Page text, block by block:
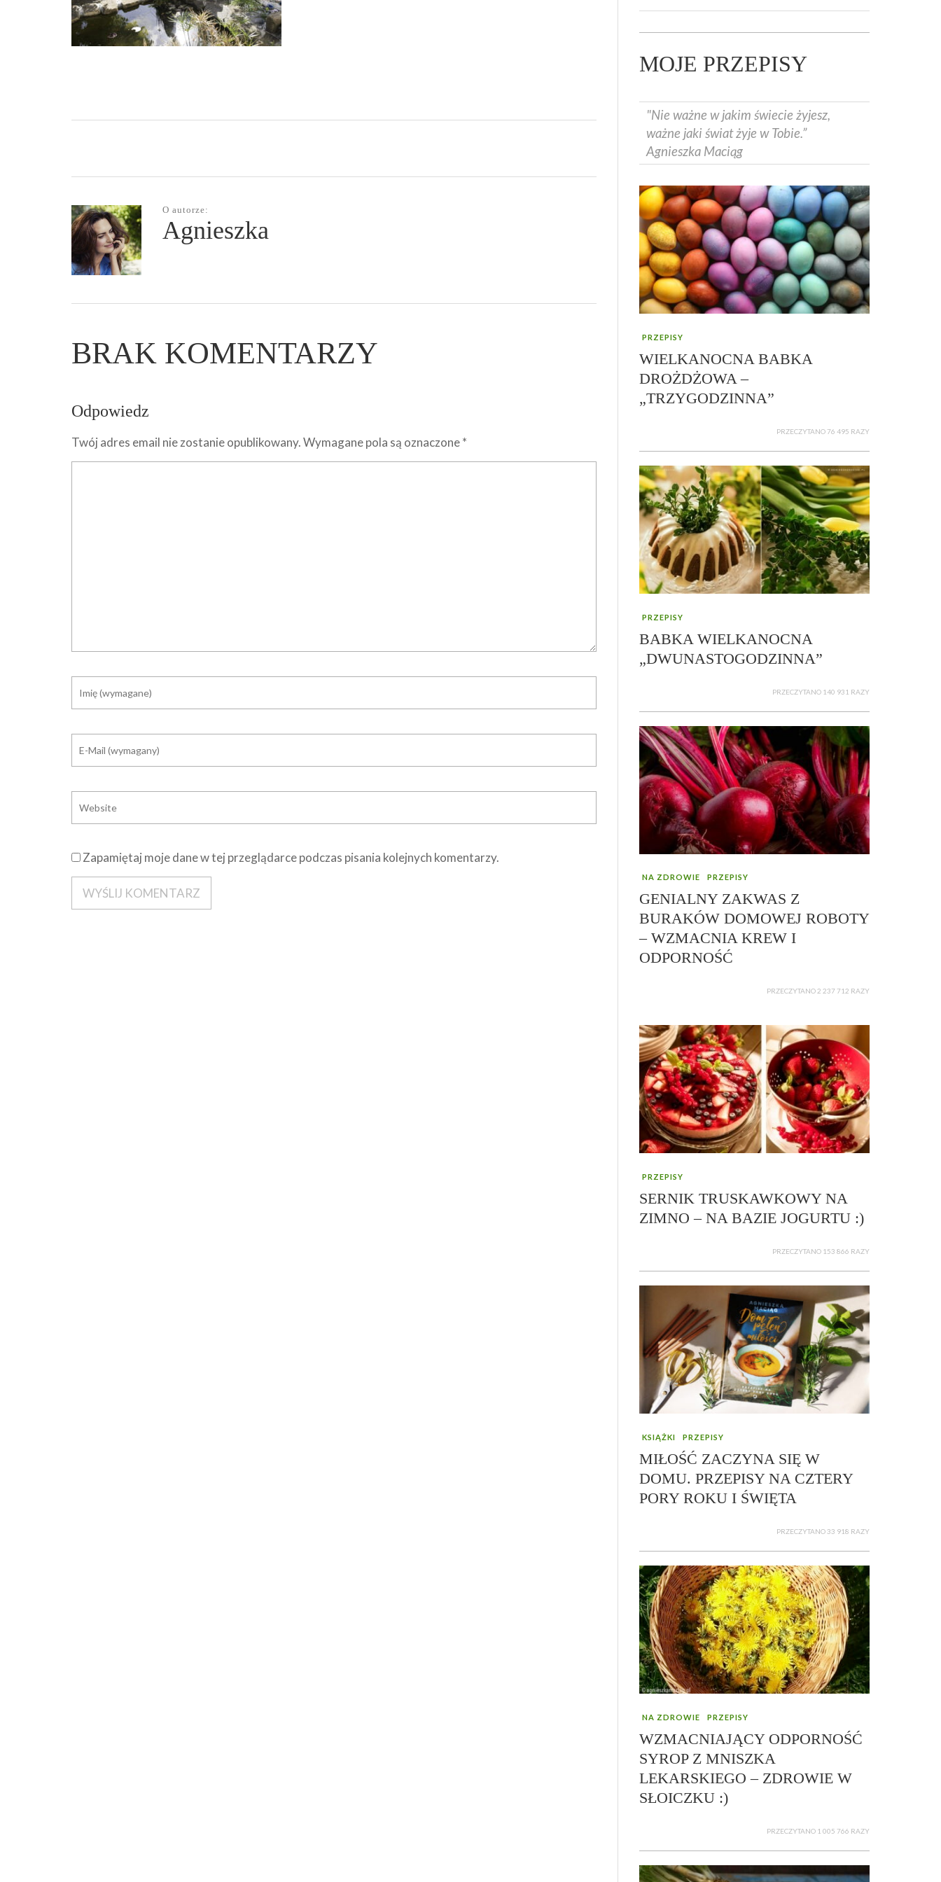
O autorze:
Agnieszka
BRAK KOMENTARZY
Odpowiedz
Twój adres email nie zostanie opublikowany.Wymagane pola są oznaczone*
Zapamiętaj moje dane w tej przeglądarce podczas pisania kolejnych komentarzy.
MOJE PRZEPISY
"Nie ważne w jakim świecie żyjesz,
ważne jaki świat żyje w Tobie.”
Agnieszka Maciąg
PRZEPISY
WIELKANOCNA BABKA
DROŻDŻOWA –
„TRZYGODZINNA”
PRZECZYTANO 76 495 RAZY
PRZEPISY
BABKA WIELKANOCNA
„DWUNASTOGODZINNA”
PRZECZYTANO 140 931 RAZY
NA ZDROWIE PRZEPISY
GENIALNY ZAKWAS Z
BURAKÓW DOMOWEJ ROBOTY
– WZMACNIA KREW I
ODPORNOŚĆ
PRZECZYTANO 2 237 712 RAZY
PRZEPISY
SERNIK TRUSKAWKOWY NA
ZIMNO – NA BAZIE JOGURTU :)
PRZECZYTANO 153 866 RAZY
KSIĄŻKI PRZEPISY
MIŁOŚĆ ZACZYNA SIĘ W
DOMU. PRZEPISY NA CZTERY
PORY ROKU I ŚWIĘTA
PRZECZYTANO 33 918 RAZY
NA ZDROWIE PRZEPISY
WZMACNIAJĄCY ODPORNOŚĆ
SYROP Z MNISZKA
LEKARSKIEGO – ZDROWIE W
SŁOICZKU :)
PRZECZYTANO 1 005 766 RAZY